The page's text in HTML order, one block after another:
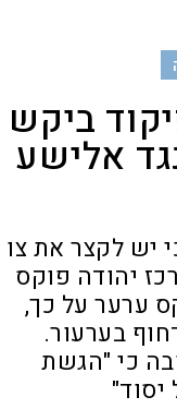
ביקש
אלישע
יש לקצר את צו
יהודה פוקס
ערער על כך,
בערעור.
כי "הגשת